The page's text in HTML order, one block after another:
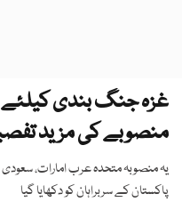
منصوبے کی مزید
یہ منصوبہ متحدہ عرب امارات، سعودی
پاکستان کے سربراہان کو دکھایا گیا